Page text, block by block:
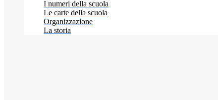
I numeri della scuola
Le carte della scuola
Organizzazione
La storia